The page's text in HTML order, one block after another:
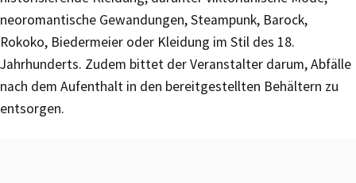
neoromantische Gewandungen, Steampunk, Barock,
Rokoko, Biedermeier oder Kleidung im Stil des 18.
Jahrhunderts. Zudem bittet der Veranstalter darum, Abfälle
nach dem Aufenthalt in den bereitgestellten Behältern zu
entsorgen.